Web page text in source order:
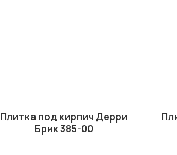
Плитка под кирпич Дерри
Брик 385-00